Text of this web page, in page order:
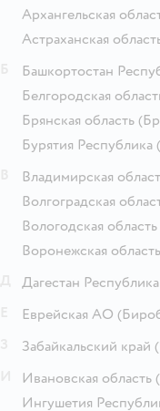
Архангельская
Астраханская
Башкортостан
Белгородская
Брянская область
Бурятия Республика
Владимирская
Волгоградская
Вологодская область
Воронежская область
Дагестан Республика
Еврейская АО
Забайкальский край
Ивановская область
Ингушетия